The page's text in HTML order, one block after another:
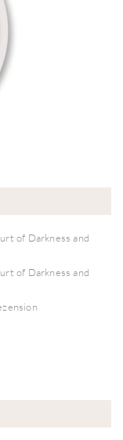
of Darkness and
of Darkness and